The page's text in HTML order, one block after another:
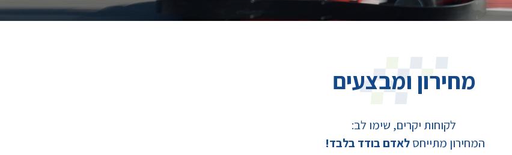
מחירון ומבצעים
לקוחות יקרים, שימו לב:
המחירון מתייחסלאדם בודד בלבד!